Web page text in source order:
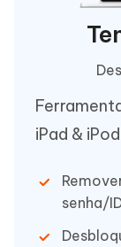
iPad &
senha/